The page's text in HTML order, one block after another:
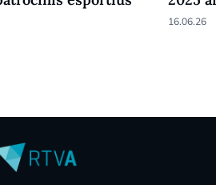
16.06.26